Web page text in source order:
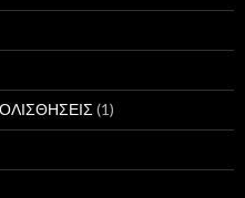
(1)